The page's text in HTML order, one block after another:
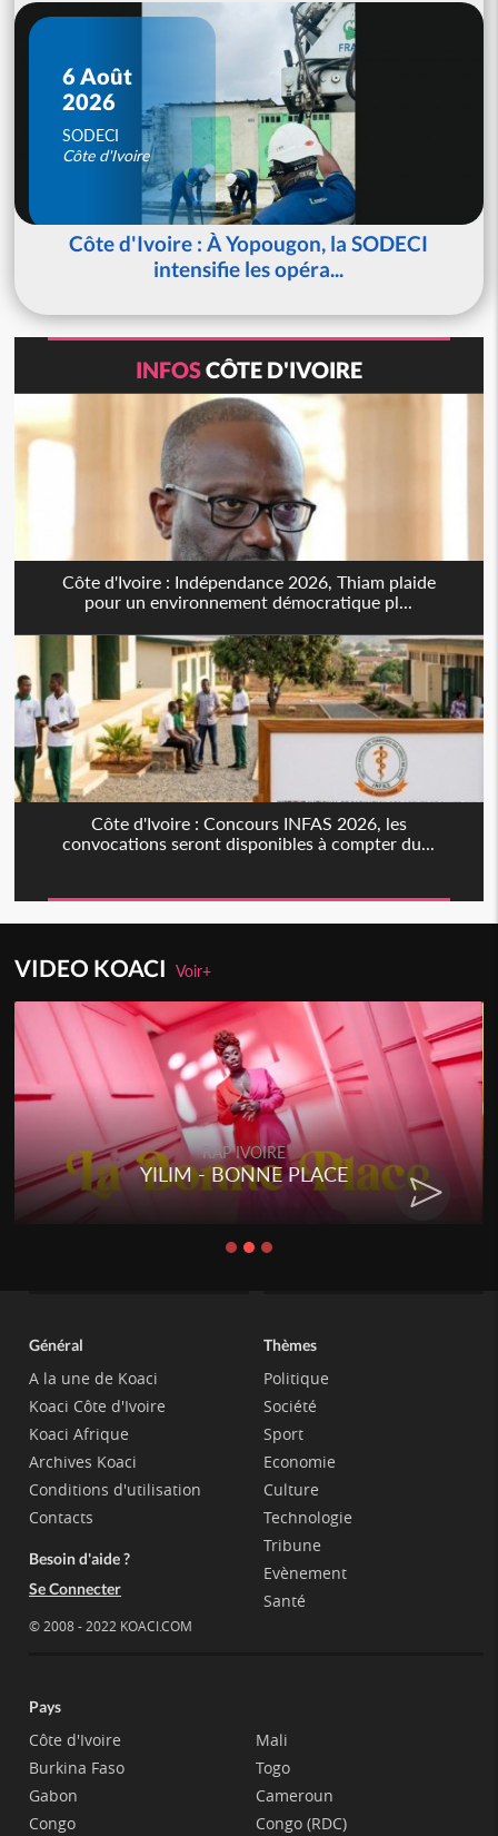
6 Août
2026
SODECI
Côte d'Ivoire
Côte d'Ivoire : À Yopougon, la SODECI
intensifie les opéra...
INFOSCÔTE D'IVOIRE
Côte d'Ivoire : Indépendance 2026, Thiam plaide
pour un environnement démocratique pl...
Côte d'Ivoire : Concours INFAS 2026, les
convocations seront disponibles à compter du...
VIDEO KOACIVoir+
RAP IVOIRE
YILIM - BONNE PLACE
Général
A la une de Koaci
Koaci Côte d'Ivoire
Koaci Afrique
Archives Koaci
Conditions d'utilisation
Contacts
Besoin d'aide ?
Se Connecter
© 2008 - 2022 KOACI.COM
Thèmes
Politique
Société
Sport
Economie
Culture
Technologie
Tribune
Evènement
Santé
Pays
Côte d'Ivoire
Burkina Faso
Gabon
Congo
Mali
Togo
Cameroun
Congo (RDC)